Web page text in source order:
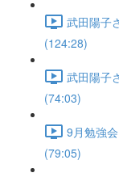
武田陽子
(124:28)
武田陽子
(74:03)
9月勉強
(79:05)